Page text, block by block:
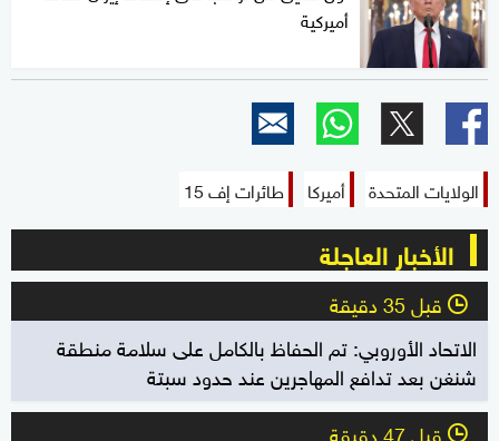
أميركية
الولايات المتحدة أميركا طائرات إف 15
الأخبار العاجلة
l قبل 35 دقيقة
الاتحاد الأوروبي: تم الحفاظ بالكامل على سلامة منطقة
شنغن بعد تدافع المهاجرين عند حدود سبتة
l قبل 47 دقيقة